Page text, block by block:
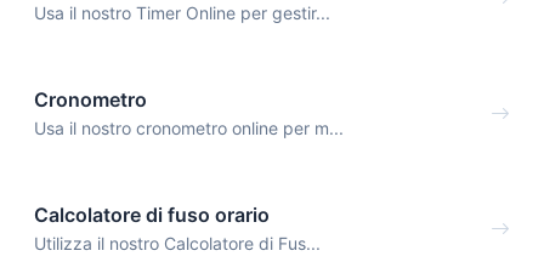
Usa il nostro Timer Online per gestir...
Cronometro
Usa il nostro cronometro online per m...
Calcolatore di fuso orario
Utilizza il nostro Calcolatore di Fus...